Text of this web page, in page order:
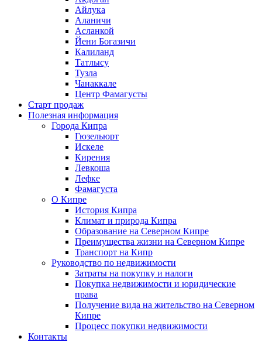
Айлука
Аланичи
Асланкой
Йени Богазичи
Калиланд
Татлысу
Тузла
Чанаккале
Центр Фамагусты
Старт продаж
Полезная информация
Города Кипра
Гюзельюрт
Искеле
Кирения
Левкоша
Лефке
Фамагуста
О Кипре
История Кипра
Климат и природа Кипра
Образование на Северном Кипре
Преимущества жизни на Северном Кипре
Транспорт на Кипр
Руководство по недвижимости
Затраты на покупку и налоги
Покупка недвижимости и юридические
права
Получение вида на жительство на Северном
Кипре
Процесс покупки недвижимости
Контакты